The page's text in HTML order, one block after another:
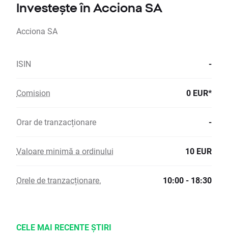
Investește în Acciona SA
Acciona SA
ISIN -
Comision 0 EUR*
Orar de tranzacționare -
Valoare minimă a ordinului 10 EUR
Orele de tranzacționare. 10:00 - 18:30
CELE MAI RECENTE ȘTIRI